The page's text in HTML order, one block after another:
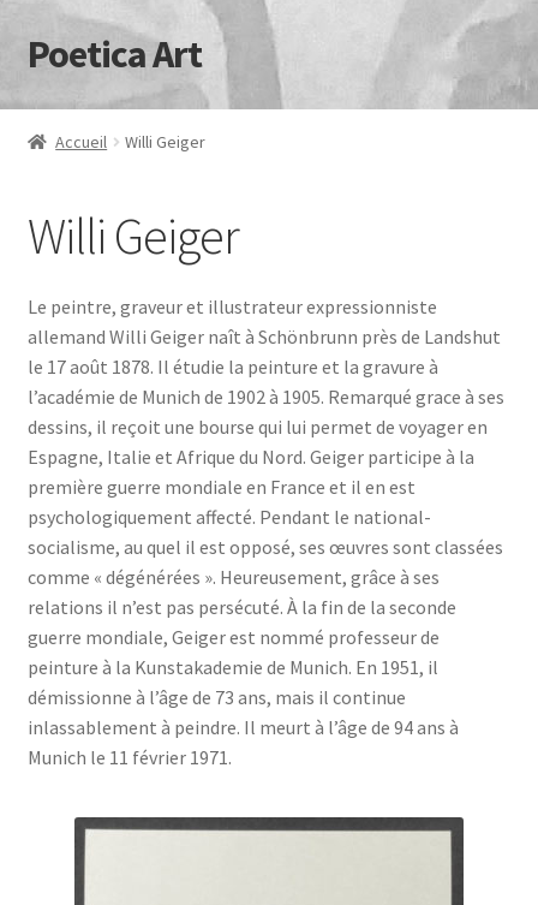
Aller
à
la
navigation
Aller
au
contenu
Poetica Art
Accueil Willi Geiger
Willi Geiger
Le peintre, graveur et illustrateur expressionniste
allemand Willi Geiger naît à Schönbrunn près de Landshut
le 17 août 1878. Il étudie la peinture et la gravure à
l’académie de Munich de 1902 à 1905. Remarqué grace à ses
dessins, il reçoit une bourse qui lui permet de voyager en
Espagne, Italie et Afrique du Nord. Geiger participe à la
première guerre mondiale en France et il en est
psychologiquement affecté. Pendant le national-
socialisme, au quel il est opposé, ses œuvres sont classées
comme « dégénérées ». Heureusement, grâce à ses
relations il n’est pas persécuté. À la fin de la seconde
guerre mondiale, Geiger est nommé professeur de
peinture à la Kunstakademie de Munich. En 1951, il
démissionne à l’âge de 73 ans, mais il continue
inlassablement à peindre. Il meurt à l’âge de 94 ans à
Munich le 11 février 1971.